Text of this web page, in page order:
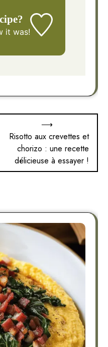
it was!
Risotto aux crevettes et
chorizo : une recette
délicieuse à essayer !
⟶